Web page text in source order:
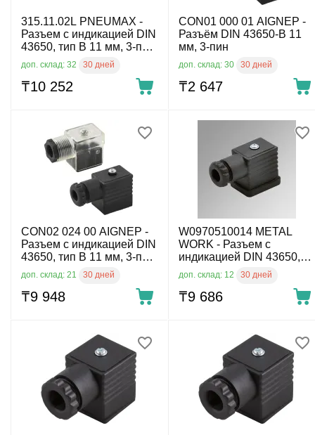
315.11.02L PNEUMAX -
Разъем с индикацией DIN
43650, тип B 11 мм, 3-пин,
110 V AC
доп. склад: 32 30 дней
₸10 252
CON01 000 01 AIGNEP -
Разъём DIN 43650-B 11
мм, 3-пин
доп. склад: 30 30 дней
₸2 647
CON02 024 00 AIGNEP -
Разъем с индикацией DIN
43650, тип B 11 мм, 3-пин,
24 V AC/DC
доп. склад: 21 30 дней
₸9 948
W0970510014 METAL
WORK - Разъем с
индикацией DIN 43650,
тип B 11 мм, 3-пин, 220 V
AC
доп. склад: 12 30 дней
₸9 686